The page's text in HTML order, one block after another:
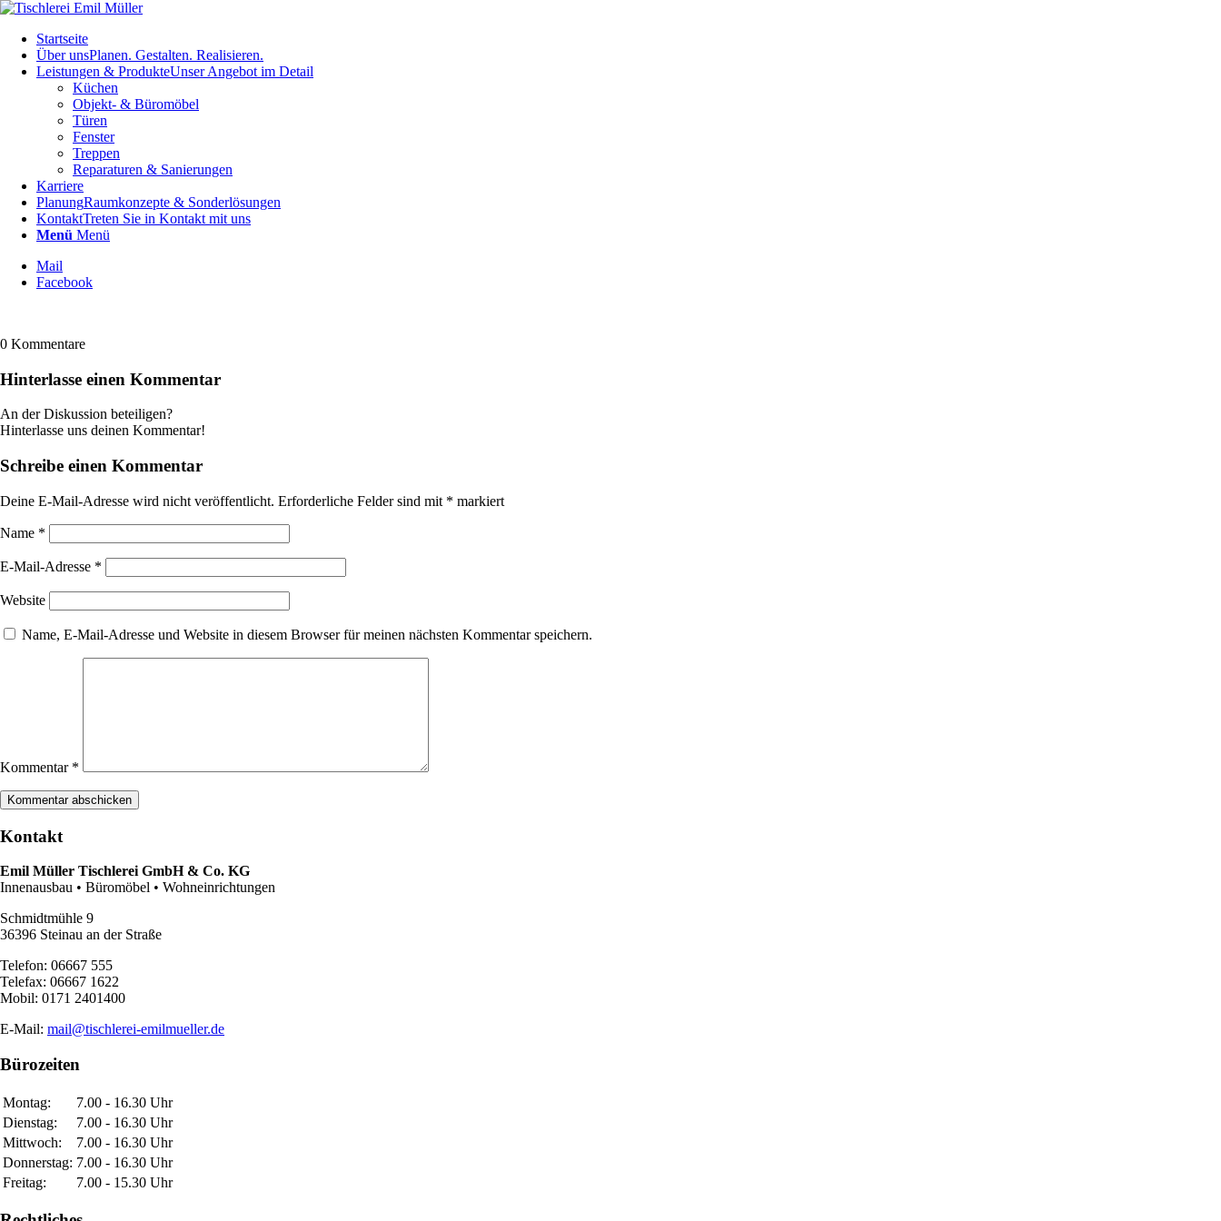
Startseite
Über unsPlanen. Gestalten. Realisieren.
Leistungen & ProdukteUnser Angebot im Detail
Küchen
Objekt- & Büromöbel
Türen
Fenster
Treppen
Reparaturen & Sanierungen
Karriere
PlanungRaumkonzepte & Sonderlösungen
KontaktTreten Sie in Kontakt mit uns
Menü Menü
Mail
Facebook
0 Kommentare
Hinterlasse einen Kommentar
An der Diskussion beteiligen?
Hinterlasse uns deinen Kommentar!
Schreibe einen Kommentar
Deine E-Mail-Adresse wird nicht veröffentlicht. Erforderliche Felder sind mit * markiert
Name *
E-Mail-Adresse *
Website
Name, E-Mail-Adresse und Website in diesem Browser für meinen nächsten Kommentar speichern.
Kommentar *
Kontakt
Emil Müller Tischlerei GmbH & Co. KG
Innenausbau • Büromöbel • Wohneinrichtungen
Schmidtmühle 9
36396 Steinau an der Straße
Telefon: 06667 555
Telefax: 06667 1622
Mobil: 0171 2401400
E-Mail: mail@tischlerei-emilmueller.de
Bürozeiten
Montag:
7.00 - 16.30 Uhr
Dienstag:
7.00 - 16.30 Uhr
Mittwoch:
7.00 - 16.30 Uhr
Donnerstag: 7.00 - 16.30 Uhr
Freitag:
7.00 - 15.30 Uhr